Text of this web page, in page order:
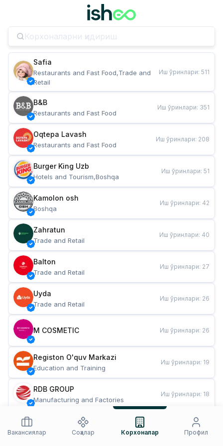
Safia
Restaurants and Fast Food,Trade and
Retail
Иш ўринлари: 511
B&B
Restaurants and Fast Food
Иш ўринлари: 351
Oqtepa Lavash
Restaurants and Fast Food
Иш ўринлари: 208
Burger King Uzb
Hotels and Tourism,Boshqa
Иш ўринлари: 51
Kamolon osh
Boshqa
Иш ўринлари: 42
Zahratun
Trade and Retail
Иш ўринлари: 40
Balton
Trade and Retail
Иш ўринлари: 27
Uyda
Trade and Retail
Иш ўринлари: 26
M COSMETIC Иш ўринлари: 26
Registon O'quv Markazi
Education and Training
Иш ўринлари: 19
RDB GROUP
Manufacturing and Factories
Иш ўринлари: 18
Restaurants and Fast Food
Иш ўринлари
Вакансиялар
Соҳалар Корхоналар Профил